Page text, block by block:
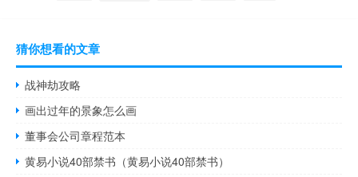
猜你想看的文章
战神劫攻略
画出过年的景象怎么画
董事会公司章程范本
黄易小说40部禁书（黄易小说40部禁书）